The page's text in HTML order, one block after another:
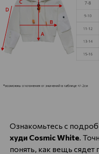
Ознакомьтесь с
худи Cosmic White .
понять, как вещь сядет